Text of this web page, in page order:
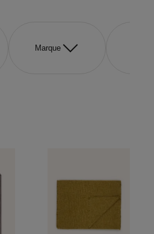
Marque